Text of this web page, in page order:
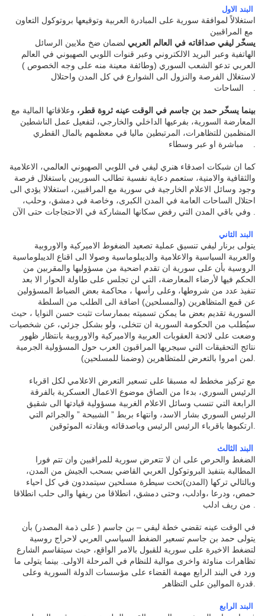
البند الاول
استغلالاً لموافقة سورية على المبادرة العربية وتوقيعها بروتوكول التعاون
مع المراقبين
يسخّر ليفي صداقاته في العالم العربي لضمان ضخ ملايين الرسائل
الهاتفية وعبر البريد الالكتروني وعبر قنوات اللوبي الصهيوني في العالم
العربي تدعو الشعب السوري (وطائفة معينة منه على وجه الخصوص )
لاستغلال الفرصة والنزول الى الشوارع في كل المدن واحتلال
الساحات
بينما يسخّر حمد بن جاسم في الوقت عينه ثروة قطر، وعلاقاتها المالية مع
المعارضة السورية، بفرعيها الداخلي والخارجي، لتفعيل عمل الناشطين
المنظمين للتظاهرات، المرتبطين ماليا في معظمهم بالمال القطري
مباشرة او عبر وسطاء
كما ان شبكات اصدقاء هنري ليفي في اللوبي الصهيوني العالمي، الاعلامية
والثقافية والامنية، ستعمم دعاية نفسية تطالب السوريين باستغلال فرصة
وجود وسائل الاعلام الخارجية في سورية مع المراقبين، استغلالا يؤدي الى
احتلال الساحات العامة في المدن الكبرى، وخاصة في دمشق، وحلب،
وفي باقي المدن التي رفض سكانها المشاركة في الاحتجاجات حتى الآن
البند الثاني
يتولى برنار ليفي تنسيق عملية تصعيد الضغوط الاميركية والاوروبية
والعربية السياسية والاعلامية والديبلوماسية وصولا الى اقناع الديبلوماسية
الروسية بأن على سورية ان تقدم اضحية من مسؤوليها والمقربين من
الحكم فيها لأرضاء المعارضة، التي لن تجلس على طاولة الحوار الا بعد
تنفيذ عدد من شروطها، وعلى رأسها ، محاكمة بعض الضباط المسؤولين
عن قمع المتظاهرين (والمسلحين) اضافة الى الطلب من السلطة
السورية تقديم بعض ما يمكن تسميته بممارسات تثبت حسن النوايا ، حيث
سيُطلب من الحكومة السورية ان تتخلى، ولو بشكل جزئي، عن شخصيات
وضعت على لائحة العقوبات العربية والاميركية والاوروبية بانتظار ظهور
نتائج التحقيقات التي سيجريها المراقبون العرب حول المسؤولية الجرمية
لمن امروا بالتعرض للمتظاهرين (وضمنا للمسلحين
مع تركيز مخطط له مسبقا على تسعير التعرض الاعلامي لكل اقرباء
الرئيس السوري، بدءا من الصاق موضوع الاعمال العسكرية بالفرقة
الرابعة التي تنسب وسائل الاعلام الغربية مسؤولية قيادتها الى شقيق
الرئيس السوري بشار الاسد، وانتهاء بربط ” الشبيحة ” والجرائم التي
ارتكبوها باقرباء الرئيس الرئيس وباصدقائه وبقادته الموثوقين
البند الثالث
الضغط والحرص على ان لا تتعرض سورية للمراقبين وان تتم فورا
المطالبة بتنفيذ البروتوكول العربي القاضي بسحب الجيش من المدن،
وبالتالي تركها (المدن)تحت سيطرة مسلحين سيتمددون في كل احياء
حمص، ودرعا ،وادلب، وحتى دمشق، انطلاقا من ريفها والى حلب انطلاقا
من ريف ادلب
في الوقت عينه تقضي خطة ليفي – بن جاسم ( على ذمة المصدر) بأن
يتولى حمد بن جاسم تسعير الضغط السياسي العربي لاحراج روسية
لتضغط الاخيرة على سورية للقبول بالامر الواقع، حيث سيتقاسم الشارع
تظاهرات مناوئة واخرى موالية للنظام في المرحلة الاولى. بينما يتولى ما
ورد في البند الرابع مهمة القضاء على مؤسسات الدولة السورية وعلى
قدرة الموالين على التظاهر
البند الرابع